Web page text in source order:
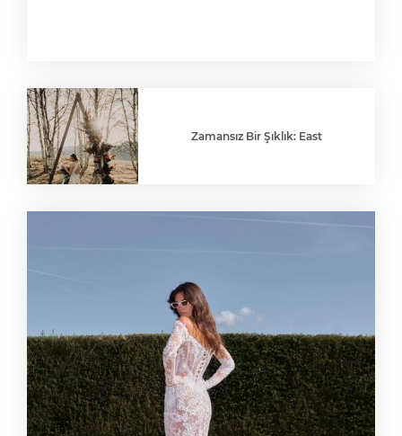
Zamansız Bir Şıklık: East